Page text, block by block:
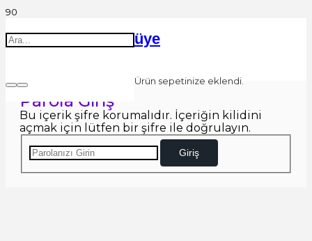
üye
Ürün sepetinize eklendi.
Parola Giriş
Bu içerik şifre korumalıdır. İçeriğin kilidini
açmak için lütfen bir şifre ile doğrulayın.
Giriş